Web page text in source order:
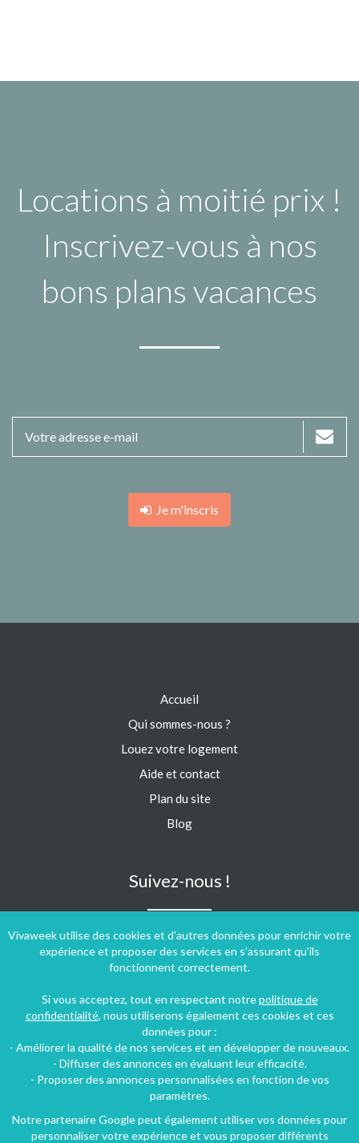
Locations à moitié prix !
Inscrivez-vous à nos
bons plans vacances
Je m'inscris
Vivaweek utilise des cookies et d'autres données pour enrichir votre
expérience et proposer des services en s'assurant qu'ils
fonctionnent correctement.
Si vous acceptez, tout en respectant notrepolitique de
confidentialité, nous utiliserons également ces cookies et ces
données pour :
- Améliorer la qualité de nos services et en développer de nouveaux.
- Diffuser des annonces en évaluant leur efficacité.
- Proposer des annonces personnalisées en fonction de vos
paramètres.
Notre partenaire Google peut également utiliser vos données pour
personnaliser votre expérience et vous proposer différents
Accueil
Qui sommes-nous ?
Louez votre logement
Aide et contact
Plan du site
Blog
Suivez-nous !